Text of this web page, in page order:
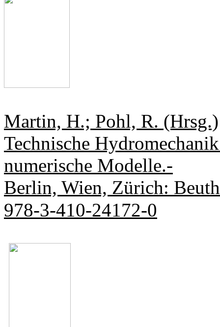
Martin, H.; Pohl, R. (Hrsg.)
Technische
numerische Modelle.-
Berlin, Wien, Zürich:
978-3-410-24172-0